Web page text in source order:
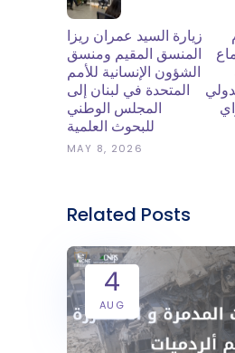
زيارة السيد عمران ريزا
المنسق المقيم ومنسق
الشؤون الإنسانية للأمم
المتحدة في لبنان إلى
المجلس الوطني
للبحوث العلمية
MAY 8, 2026
Related Posts
4
AUG